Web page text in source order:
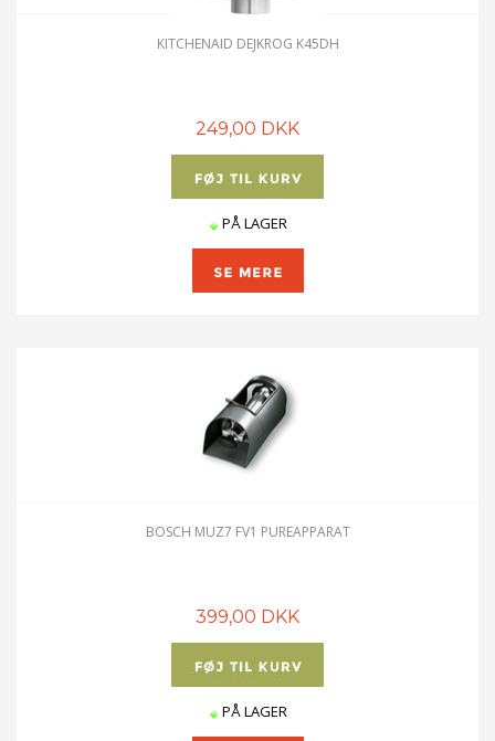
KITCHENAID DEJKROG K45DH
249,00 DKK
PÅ LAGER
BOSCH MUZ7 FV1 PUREAPPARAT
399,00 DKK
PÅ LAGER